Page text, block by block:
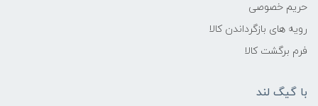
حریم خصوصی
رویه های بازگرداندن کالا
فرم برگشت کالا
با گیگ لند